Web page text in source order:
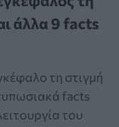
άλλα 9 facts
τη στιγμή
facts
του